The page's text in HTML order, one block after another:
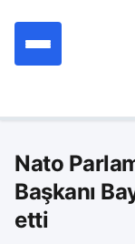
Nato
Başkanı
etti